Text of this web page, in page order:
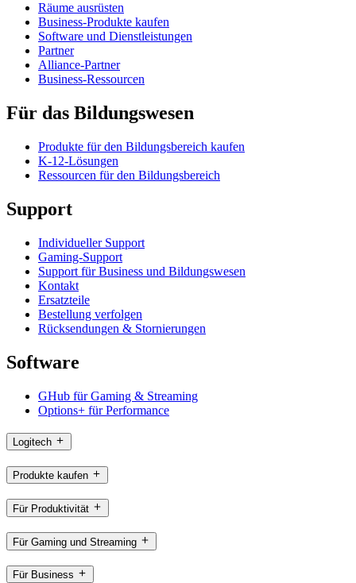
Räume ausrüsten
Business-Produkte kaufen
Software und Dienstleistungen
Partner
Alliance-Partner
Business-Ressourcen
Für das Bildungswesen
Produkte für den Bildungsbereich kaufen
K-12-Lösungen
Ressourcen für den Bildungsbereich
Support
Individueller Support
Gaming-Support
Support für Business und Bildungswesen
Kontakt
Ersatzteile
Bestellung verfolgen
Rücksendungen & Stornierungen
Software
GHub für Gaming & Streaming
Options+ für Performance
Logitech
Produkte kaufen
Für Produktivität
Für Gaming und Streaming
Für Business